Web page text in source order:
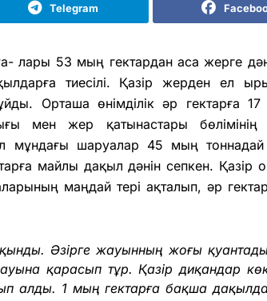
Telegram
лары 53 мың гектардан аса жерге
тиесілі. Қазір жерден ел
Орташа өнімділік әр гектарға 17
мен жер қатынастары
мұндағы шаруалар 45 мың
майлы дақыл дәнін сепкен. Қазір
маңдай тері ақталып, әр
Әзірге жауынның жоғы
қарасып тұр. Қазір диқандар
алды. 1 мың гектарға бақша